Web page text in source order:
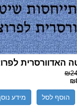
האדוורסרית
הוסף לסל מידע